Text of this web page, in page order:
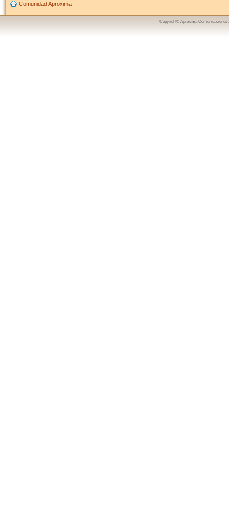
Comunidad Aproxima
Copyright© Aproxima Comunicaciones